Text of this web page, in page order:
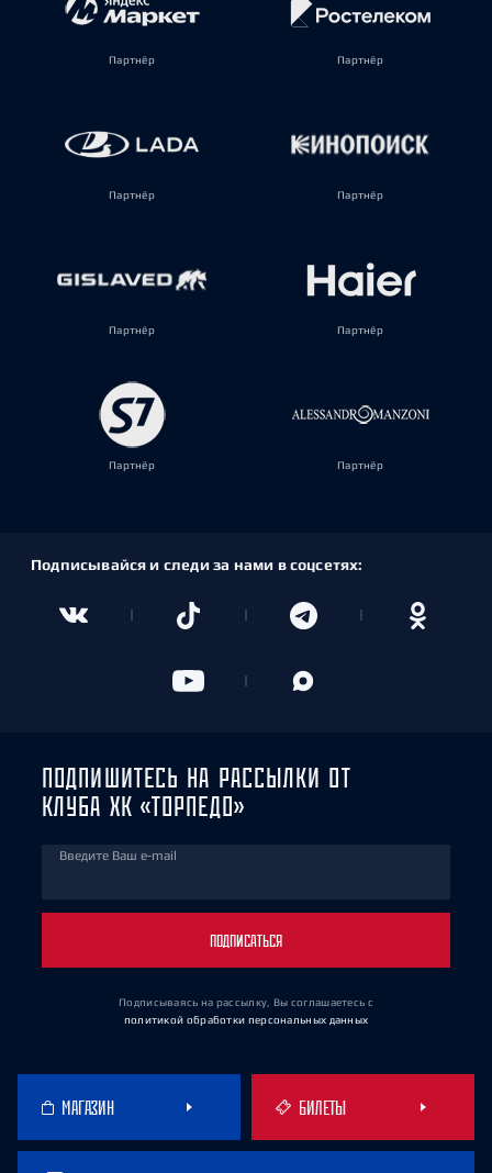
Партнёр Партнёр
Партнёр Партнёр
Партнёр Партнёр
Партнёр Партнёр
Подписывайся и следи за нами в соцсетях:
ПОДПИШИТЕСЬ НА РАССЫЛКИ ОТ
КЛУБА ХК «ТОРПЕДО»
Введите Ваш e-mail
ПОДПИСАТЬСЯ
Подписываясь на рассылку, Вы соглашаетесь с
политикой обработки персональных данных
МАГАЗИН БИЛЕТЫ